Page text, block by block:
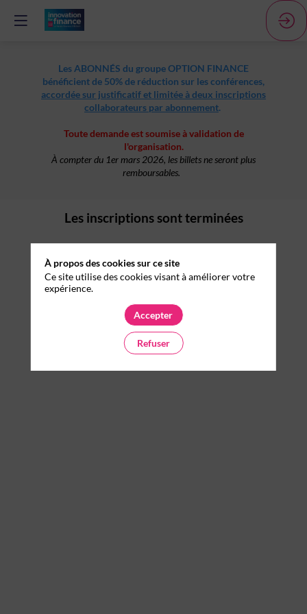
Les ABONNÉS du groupe OPTION FINANCE
bénéficient de 50% de réduction sur les conférences,
accordée sur justificatif et limitée à deux inscriptions
collaborateurs par abonnement.
Toute demande est soumise à validation de
l'organisation.
À compter du 1er mars 2026, les billets ne seront plus
remboursables.
Les inscriptions sont terminées
À propos des cookies sur ce site
Ce site utilise des cookies visant à améliorer votre
expérience.
Accepter
Refuser